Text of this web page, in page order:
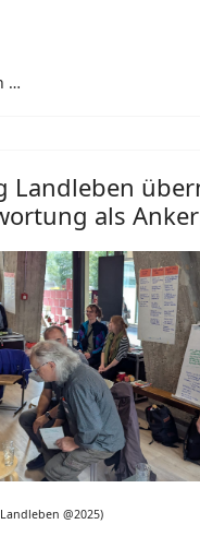
…
Landleben
als
@2025)